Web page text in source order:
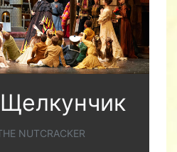
NUTCRACKER